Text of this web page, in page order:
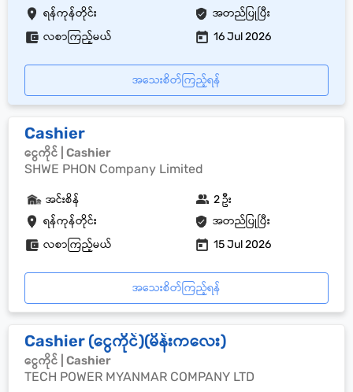
ရန်ကုန်တိုင်း အတည်ပြုပြီး
လစာကြည့်မယ် 16 Jul 2026
အသေးစိတ်ကြည့်ရန်
Cashier
ငွေကိုင် | Cashier
SHWE PHON Company Limited
ရန်ကုန်တိုင်း အတည်ပြုပြီး
အင်းစိန် 2 ဦး
လစာကြည့်မယ် 15 Jul 2026
အသေးစိတ်ကြည့်ရန်
Cashier (ငွေကိုင်)(မိန်းကလေး)
ငွေကိုင် | Cashier
TECH POWER MYANMAR COMPANY LTD